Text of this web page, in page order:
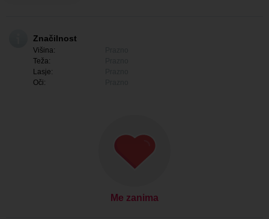
Značilnost
Višina:
Teža:
Lasje:
Oči:
Me zanima